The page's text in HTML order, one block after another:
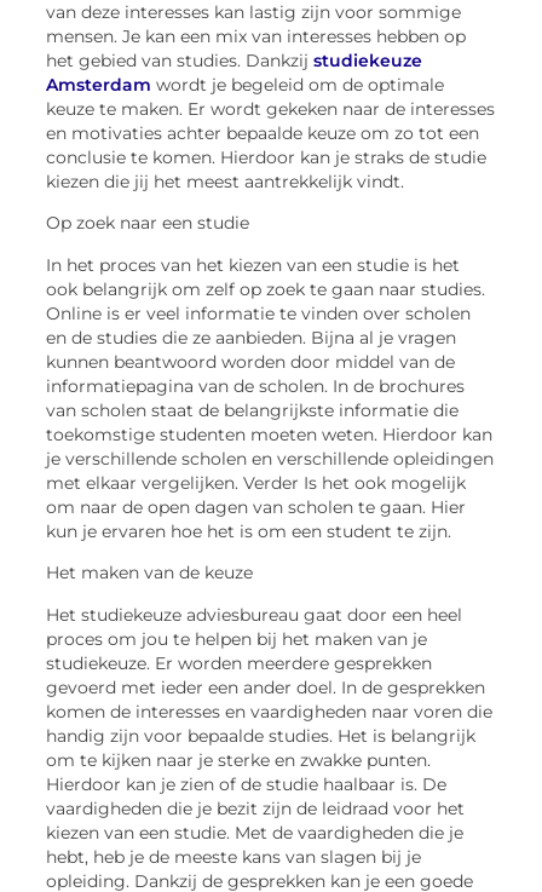
van deze interesses kan lastig zijn voor sommige
mensen. Je kan een mix van interesses hebben op
het gebied van studies. Dankzijstudiekeuze
Amsterdam wordt je begeleid om de optimale
keuze te maken. Er wordt gekeken naar de interesses
en motivaties achter bepaalde keuze om zo tot een
conclusie te komen. Hierdoor kan je straks de studie
kiezen die jij het meest aantrekkelijk vindt.
Op zoek naar een studie
In het proces van het kiezen van een studie is het
ook belangrijk om zelf op zoek te gaan naar studies.
Online is er veel informatie te vinden over scholen
en de studies die ze aanbieden. Bijna al je vragen
kunnen beantwoord worden door middel van de
informatiepagina van de scholen. In de brochures
van scholen staat de belangrijkste informatie die
toekomstige studenten moeten weten. Hierdoor kan
je verschillende scholen en verschillende opleidingen
met elkaar vergelijken. Verder Is het ook mogelijk
om naar de open dagen van scholen te gaan. Hier
kun je ervaren hoe het is om eenstudent te zijn.
Het maken van de keuze
Het studiekeuze adviesbureau gaat door een heel
proces om jou te helpen bij het maken van je
studiekeuze. Er worden meerdere gesprekken
gevoerd met ieder een ander doel. In de gesprekken
komen de interesses en vaardigheden naar voren die
handig zijn voor bepaalde studies. Het is belangrijk
om te kijken naar je sterke en zwakke punten.
Hierdoor kan je zien of de studie haalbaar is. De
vaardigheden die je bezit zijn de leidraad voor het
kiezen van een studie. Met de vaardigheden die je
hebt, heb je de meeste kans van slagen bij je
opleiding. Dankzij de gesprekken kan je een goede